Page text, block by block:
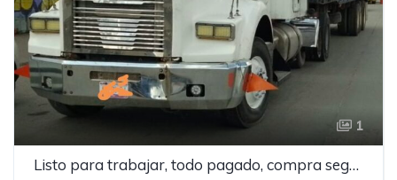
1
Listo para trabajar, todo pagado, compra segura